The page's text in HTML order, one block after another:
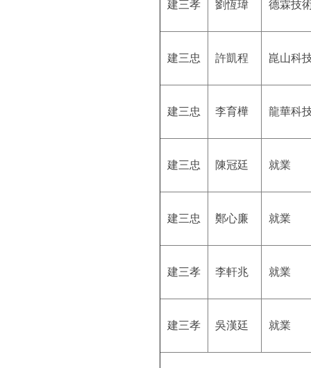
建三孝 劉恆瑋 德霖技
建三忠 許凱程 崑山科
建三忠 李育樺 龍華科
建三忠 陳冠廷 就業
建三忠 鄭心廉 就業
建三孝 李軒兆 就業
建三孝 吳漢廷 就業